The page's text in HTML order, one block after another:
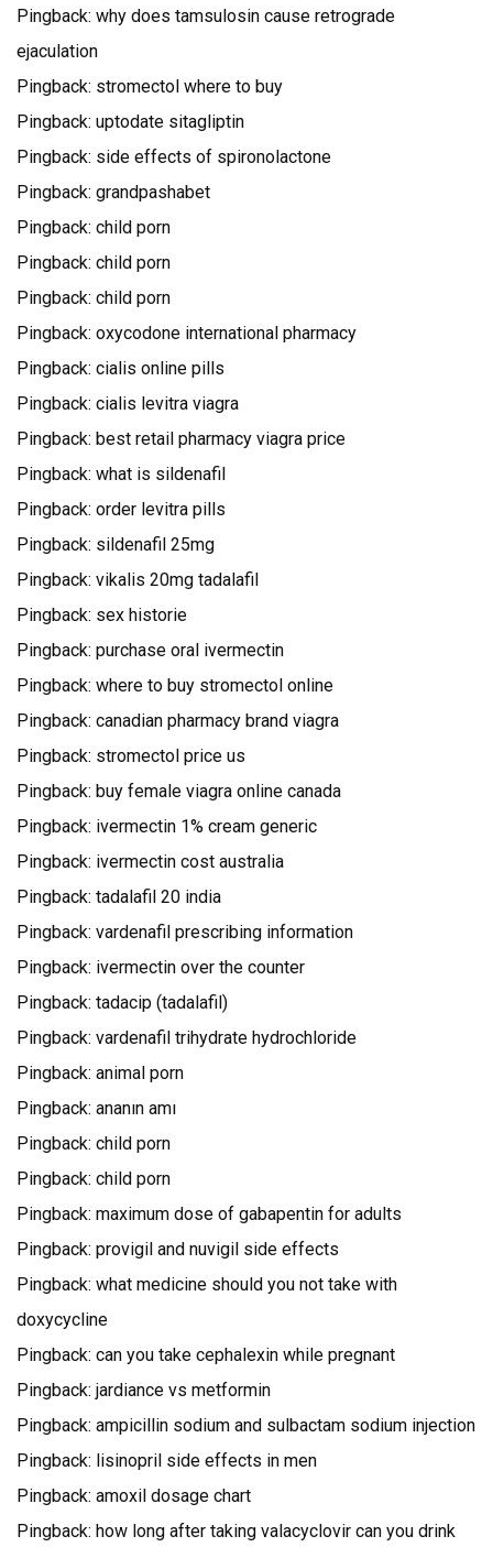
Pingback: why does tamsulosin cause retrograde
ejaculation
Pingback: stromectol where to buy
Pingback: uptodate sitagliptin
Pingback: side effects of spironolactone
Pingback: grandpashabet
Pingback: child porn
Pingback: child porn
Pingback: child porn
Pingback: oxycodone international pharmacy
Pingback: cialis online pills
Pingback: cialis levitra viagra
Pingback: best retail pharmacy viagra price
Pingback: what is sildenafil
Pingback: order levitra pills
Pingback: sildenafil 25mg
Pingback: vikalis 20mg tadalafil
Pingback: sex historie
Pingback: purchase oral ivermectin
Pingback: where to buy stromectol online
Pingback: canadian pharmacy brand viagra
Pingback: stromectol price us
Pingback: buy female viagra online canada
Pingback: ivermectin 1% cream generic
Pingback: ivermectin cost australia
Pingback: tadalafil 20 india
Pingback: vardenafil prescribing information
Pingback: ivermectin over the counter
Pingback: tadacip (tadalafil)
Pingback: vardenafil trihydrate hydrochloride
Pingback: animal porn
Pingback: ananın amı
Pingback: child porn
Pingback: child porn
Pingback: maximum dose of gabapentin for adults
Pingback: provigil and nuvigil side effects
Pingback: what medicine should you not take with
doxycycline
Pingback: can you take cephalexin while pregnant
Pingback: jardiance vs metformin
Pingback: ampicillin sodium and sulbactam sodium injection
Pingback: lisinopril side effects in men
Pingback: amoxil dosage chart
Pingback: how long after taking valacyclovir can you drink